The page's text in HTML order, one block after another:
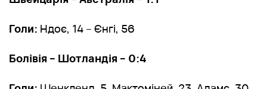
Голи: Ндоє, 14 – Єнгі, 56
Болівія – Шотландія – 0:4